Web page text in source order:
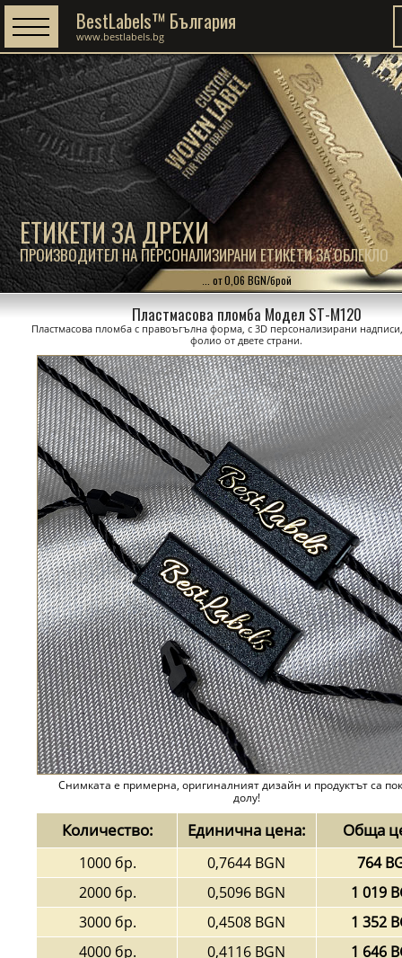
ЕТИКЕТИ ЗА ДРЕХИ
ПРОИЗВОДИТЕЛ НА ПЕРСОНАЛИЗИРАНИ ЕТИКЕТИ ЗА ОБЛЕКЛО
BestLabels™ България
www.bestlabels.bg
... от 0,06 BGN/брой
Пластмасова пломба Модел ST-M120
Пластмасова пломба с правоъгълна форма, с 3D персонализирани
фолио от двете страни.
Снимката е примерна, оригиналният дизайн и продуктът са
долу!
Количество: Единична цена: Обща
1000 бр. 0,7644 BGN
764
2000 бр.
0,5096 BGN
1 019
3000 бр.
0,4508 BGN
1 352
4000 бр.
0,4116 BGN
1 646